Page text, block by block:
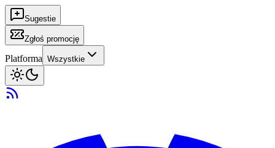
Sugestie
Zgłoś promocję
Platforma Wszystkie